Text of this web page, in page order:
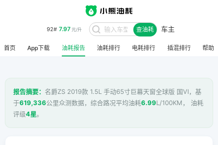
92# 7.97元/升 查油耗 车主
首页 App下载 油耗报告 油耗排行 电耗排行 插混排行 帮助
报告摘要： 名爵ZS 2019款 1.5L 手动65寸巨幕天窗全球版 国VI，基
于619,336公里众测数据，综合路况平均油耗6.99L/100KM， 油耗
评级4星。